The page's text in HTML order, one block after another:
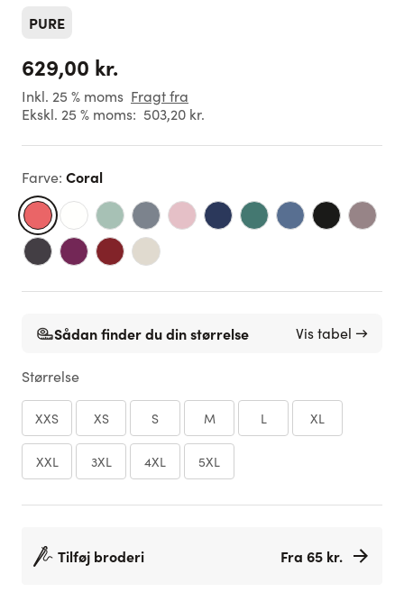
PURE
629,00 kr.
Inkl. 25 % moms Fragt fra
Ekskl. 25 % moms: 503,20 kr.
Farve: Coral
Sådan finder du din størrelse Vis tabel →
Størrelse
XXS XS S M L XL
XXL 3XL 4XL 5XL
Tilføj broderi Fra 65 kr.